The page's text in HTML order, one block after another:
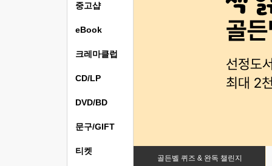
골든벨 퀴즈 & 완독 챌린지
중고샵
eBook
크레마클럽
CD/LP
DVD/BD
문구/GIFT
티켓